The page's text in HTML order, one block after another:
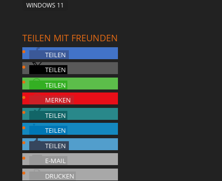
WINDOWS 11
TEILEN MIT FREUNDEN
TEILEN
TEILEN
TEILEN
MERKEN
TEILEN
TEILEN
TEILEN
E-MAIL
DRUCKEN